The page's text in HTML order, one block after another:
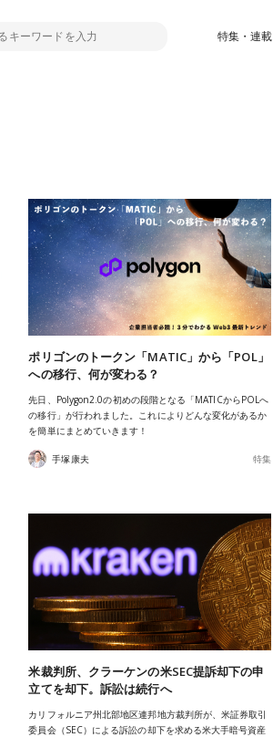
特集・連載
ポリゴンのトークン「MATIC」から「POL」
への移行、何が変わる？
先日、Polygon2.0の初めの段階となる「MATICからPOLへ
の移行」が行われました。これによりどんな変化があるか
を簡単にまとめていきます！
手塚康夫 特集
米裁判所、クラーケンの米SEC提訴却下の申
立てを却下。訴訟は続行へ
カリフォルニア州北部地区連邦地方裁判所が、米証券取引
委員会（SEC）による訴訟の却下を求める米大手暗号資産